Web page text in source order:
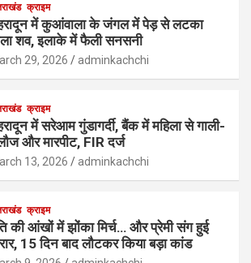
क्राइम
में कुआंवाला के जंगल में पेड़ से लटका
शव, इलाके में फैली सनसनी
29, 2026 adminkachchi
क्राइम
में सरेआम गुंडागर्दी, बैंक में महिला से गाली-
और मारपीट, FIR दर्ज
13, 2026 adminkachchi
क्राइम
की आंखों में झोंका मिर्च… और प्रेमी संग हुई
15 दिन बाद लौटकर किया बड़ा कांड